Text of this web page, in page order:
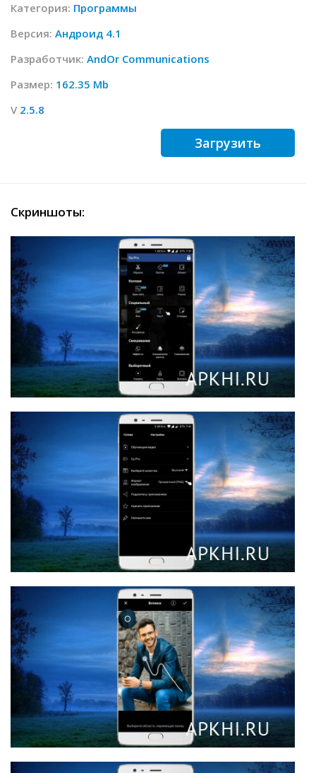
Категория: Программы
Версия: Андроид 4.1
Разработчик: AndOr Communications
Размер: 162.35 Mb
V 2.5.8
Загрузить
Скриншоты: